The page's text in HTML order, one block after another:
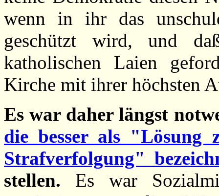
wenn in ihr das
geschützt wird, und
katholischen Laien
Kirche mit ihrer höchsten
Es war daher längst
die besser als "Lösung
Strafverfolgung"
stellen. Es war